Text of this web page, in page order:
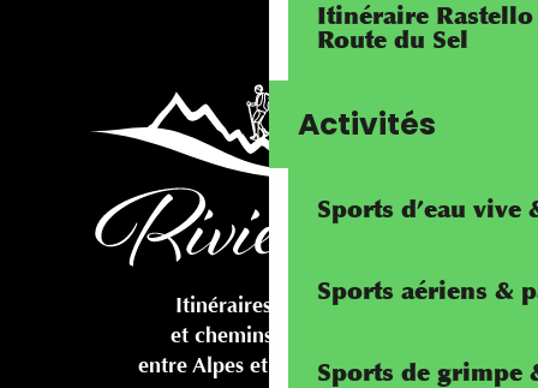
Itinéraire
Route du Sel
Activités
Sports d’eau vive
Sports aériens &
Sports de grimpe
Itinéraires cyclables
et chemins pédestres
entre Alpes et Méditerranée